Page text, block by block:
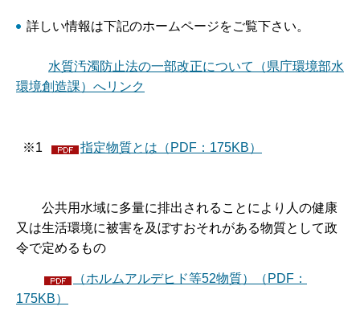
詳しい情報は下記のホームページをご覧下さい。
水質汚濁防止法の一部改正について（県庁環境部水
環境創造課）へリンク
※1 指定物質とは（PDF：175KB）
公共用水域に多量に排出されることにより人の健康
又は生活環境に被害を及ぼすおそれがある物質として政
令で定めるもの
（ホルムアルデヒド等52物質）（PDF：
175KB）